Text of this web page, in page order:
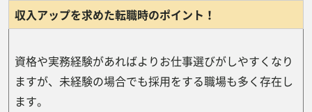
収入アップを求めた転職時のポイント！
資格や実務経験があればよりお仕事選びがしやすくなり
ますが、未経験の場合でも採用をする職場も多く存在し
ます。